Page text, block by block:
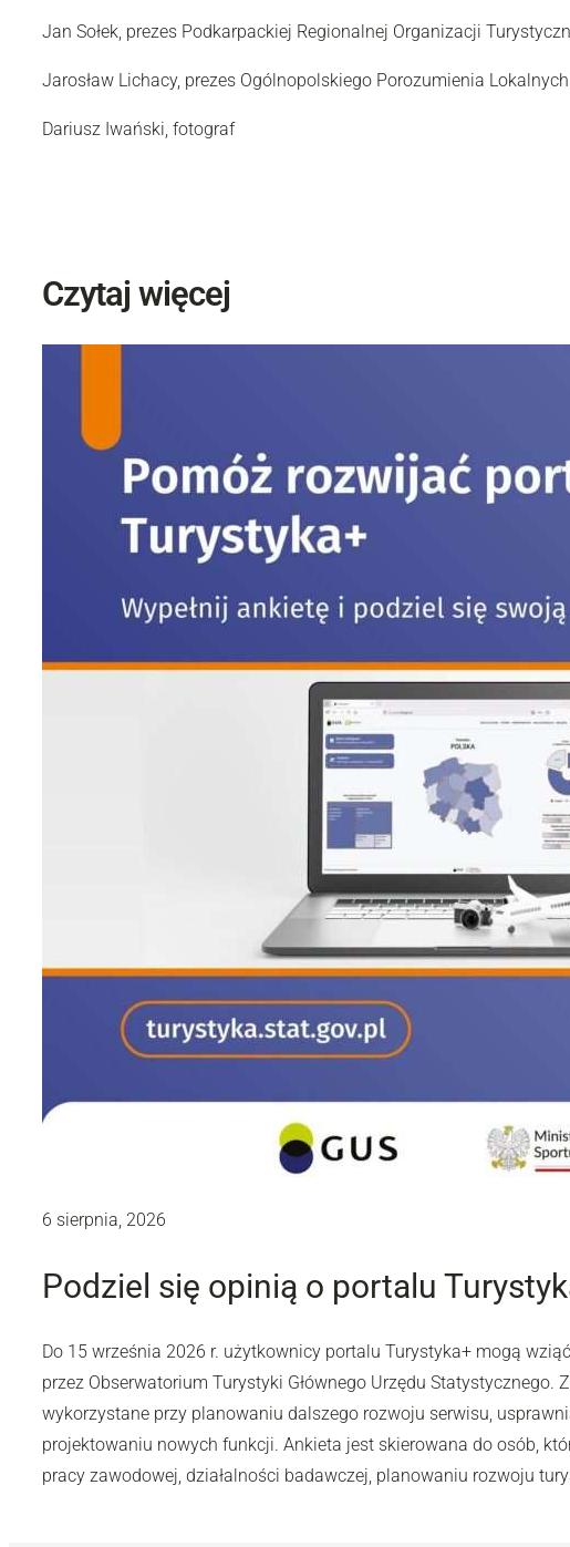
Jan Sołek, prezes Podkarpackiej Regionalnej Organizacji
Jarosław Lichacy, prezes Ogólnopolskiego Porozumienia
Dariusz Iwański, fotograf
Czytaj więcej
6 sierpnia, 2026
Podziel się opinią o portalu
Do 15 września 2026 r. użytkownicy portalu Turystyka+ mogą
przez Obserwatorium Turystyki Głównego Urzędu Statystycznego.
wykorzystane przy planowaniu dalszego rozwoju serwisu,
projektowaniu nowych funkcji. Ankieta jest skierowana do osób,
pracy zawodowej, działalności badawczej, planowaniu rozwoju